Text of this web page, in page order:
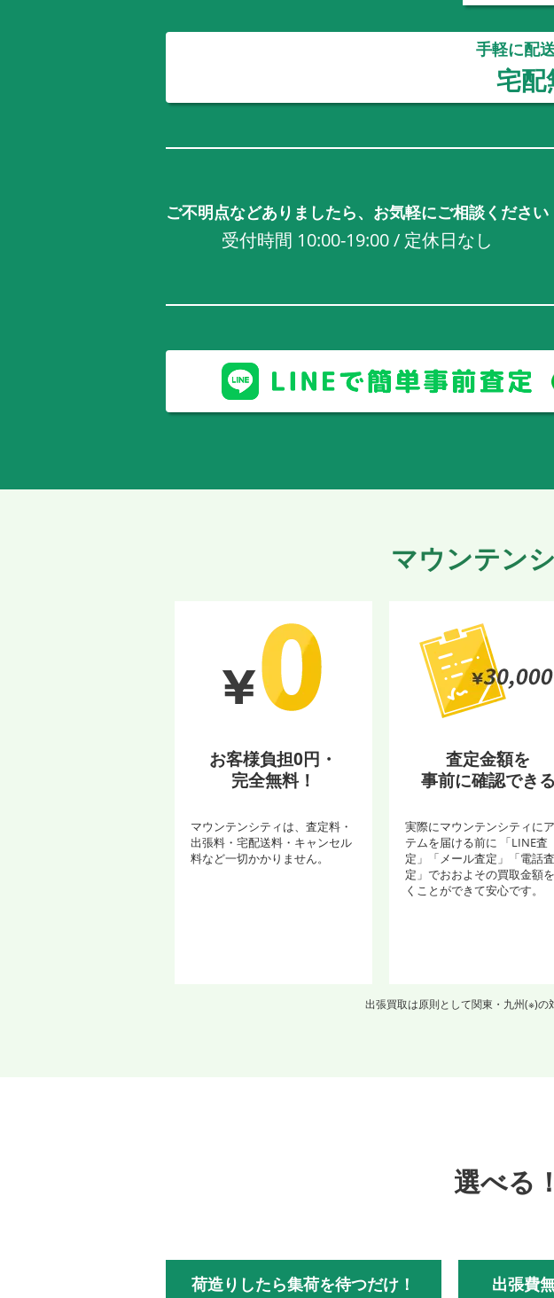
手軽に配
宅配
ご不明点などありましたら、お気軽にご相談ください
受付時間 10:00-19:00 / 定休日なし
マウンテン
お客様負担0円・
完全無料！
マウンテンシティは、査定料・
出張料・宅配送料・キャンセル
料など一切かかりません。
査定金額を
事前に確認できる
実際にマウンテンシティに
テムを届ける前に 「LINE査
定」「メール査定」「電話査
定」でおおよその買取金額
くことができて安心です。
出張買取は原則として関東・九州(※)
選べる
荷造りしたら集荷を待つだけ！ 出張費